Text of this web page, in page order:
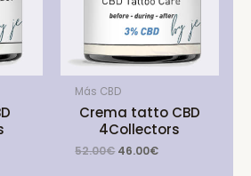
Más CBD
Crema tatto CBD
4Collectors
52.00€ Original
46.00€Current